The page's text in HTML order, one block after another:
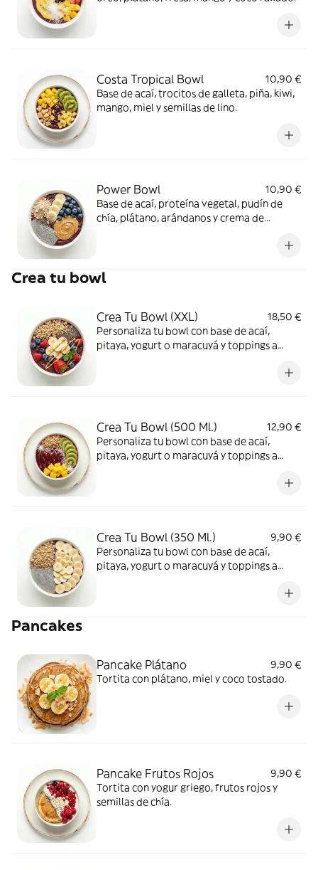
Costa Tropical Bowl
10,90 €
Base de acaí, trocitos de galleta, piña, kiwi,
mango, miel y semillas de lino.
Power Bowl
10,90 €
Base de acaí, proteína vegetal, pudín de
chía, plátano, arándanos y crema de
Crea tu bowl
Crea Tu Bowl (XXL)
18,50 €
Personaliza tu bowl con base de acaí,
pitaya, yogurt o maracuyá y toppings a
Crea Tu Bowl (500 Ml.)
12,90 €
Personaliza tu bowl con base de acaí,
pitaya, yogurt o maracuyá y toppings a
Crea Tu Bowl (350 Ml.)
9,90 €
Personaliza tu bowl con base de acaí,
pitaya, yogurt o maracuyá y toppings a
Pancakes
Pancake Plátano
9,90 €
Tortita con plátano, miel y coco tostado.
Pancake Frutos Rojos
9,90 €
Tortita con yogur griego, frutos rojos y
semillas de chía.